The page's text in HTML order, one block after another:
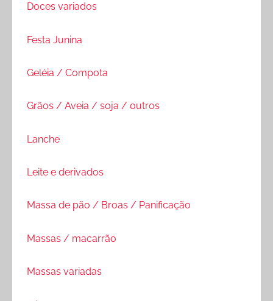
Doces variados
Festa Junina
Geléia / Compota
Grãos / Aveia / soja / outros
Lanche
Leite e derivados
Massa de pão / Broas / Panificação
Massas / macarrão
Massas variadas